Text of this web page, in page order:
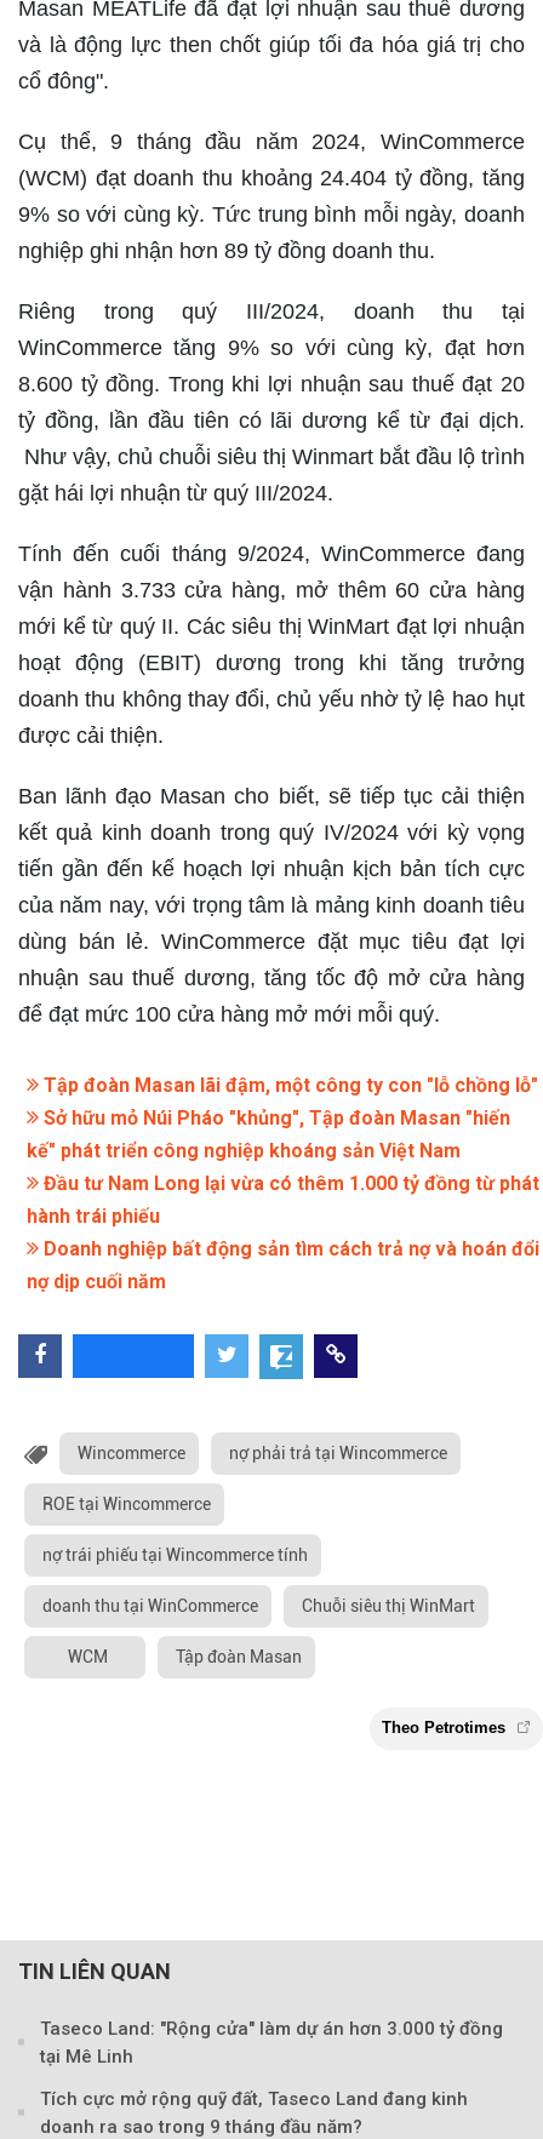
Masan MEATLife đã đạt lợi nhuận sau thuế dương
và là động lực then chốt giúp tối đa hóa giá trị cho
cổ đông".
Cụ thể, 9 tháng đầu năm 2024, WinCommerce
(WCM) đạt doanh thu khoảng 24.404 tỷ đồng, tăng
9% so với cùng kỳ. Tức trung bình mỗi ngày, doanh
nghiệp ghi nhận hơn 89 tỷ đồng doanh thu.
Riêng trong quý III/2024, doanh thu tại
WinCommerce tăng 9% so với cùng kỳ, đạt hơn
8.600 tỷ đồng. Trong khi lợi nhuận sau thuế đạt 20
tỷ đồng, lần đầu tiên có lãi dương kể từ đại dịch.
Như vậy, chủ chuỗi siêu thị Winmart bắt đầu lộ trình
gặt hái lợi nhuận từ quý III/2024.
Tính đến cuối tháng 9/2024, WinCommerce đang
vận hành 3.733 cửa hàng, mở thêm 60 cửa hàng
mới kể từ quý II. Các siêu thị WinMart đạt lợi nhuận
hoạt động (EBIT) dương trong khi tăng trưởng
doanh thu không thay đổi, chủ yếu nhờ tỷ lệ hao hụt
được cải thiện.
Ban lãnh đạo Masan cho biết, sẽ tiếp tục cải thiện
kết quả kinh doanh trong quý IV/2024 với kỳ vọng
tiến gần đến kế hoạch lợi nhuận kịch bản tích cực
của năm nay, với trọng tâm là mảng kinh doanh tiêu
dùng bán lẻ. WinCommerce đặt mục tiêu đạt lợi
nhuận sau thuế dương, tăng tốc độ mở cửa hàng
để đạt mức 100 cửa hàng mở mới mỗi quý.​
Tập đoàn Masan lãi đậm, một công ty con "lỗ chồng lỗ"
Sở hữu mỏ Núi Pháo "khủng", Tập đoàn Masan "hiến
kế" phát triển công nghiệp khoáng sản Việt Nam
Đầu tư Nam Long lại vừa có thêm 1.000 tỷ đồng từ phát
hành trái phiếu
Doanh nghiệp bất động sản tìm cách trả nợ và hoán đổi
nợ dịp cuối năm
Wincommerce nợ phải trả tại Wincommerce
ROE tại Wincommerce
nợ trái phiếu tại Wincommerce tính
doanh thu tại WinCommerce Chuỗi siêu thị WinMart
WCM Tập đoàn Masan
TIN LIÊN QUAN
Taseco Land: "Rộng cửa" làm dự án hơn 3.000 tỷ đồng
tại Mê Linh
Tích cực mở rộng quỹ đất, Taseco Land đang kinh
doanh ra sao trong 9 tháng đầu năm?